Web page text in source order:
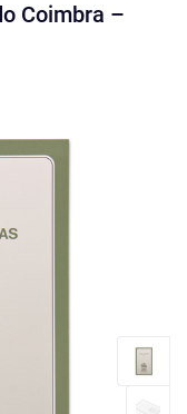
Coimbra –